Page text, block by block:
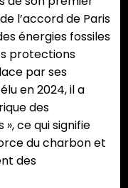
l’accord de Paris
énergies fossiles
protections
par ses
en 2024, il a
des
ce qui signifie
du charbon et
des